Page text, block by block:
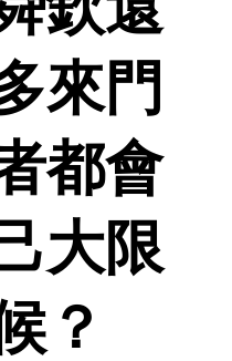
來門
都會
大限
？